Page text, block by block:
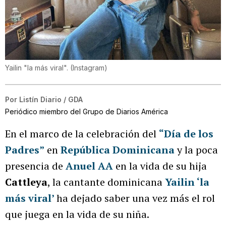
Yailin "la más viral". ( Instagram)
Por Listín Diario / GDA
Periódico miembro del Grupo de Diarios América
En el marco de la celebración del “Día de los
Padres” enRepública Dominicanay la poca
presencia de Anuel AA en la vida de su hija
Cattleya, la cantante dominicanaYailin ‘la
más viral’ha dejado saber una vez más el rol
que juega en la vida de su niña.